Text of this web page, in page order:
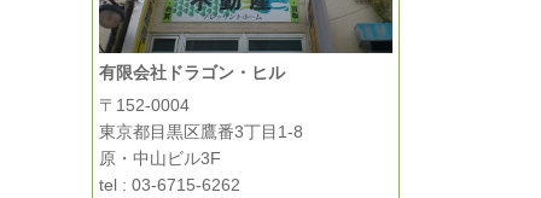
有限会社ドラゴン・ヒル
〒152-0004
東京都目黒区鷹番3丁目1-8
原・中山ビル3F
tel : 03-6715-6262